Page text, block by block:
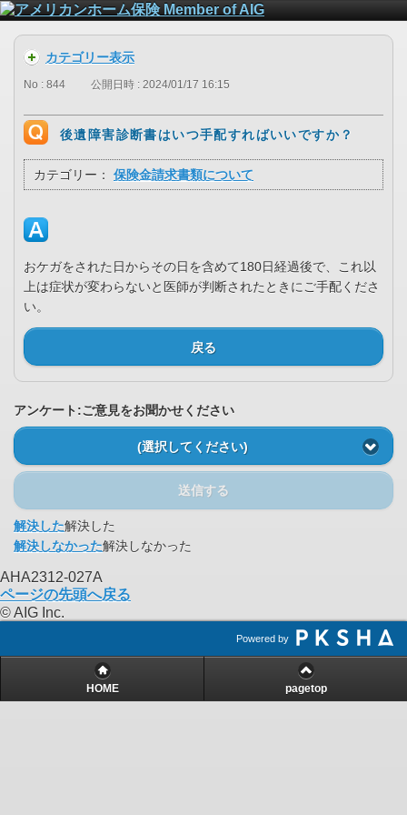
カテゴリー表示
No : 844 公開日時 : 2024/01/17 16:15
後遺障害診断書はいつ手配すればいいですか？
カテゴリー： 保険金請求書類について
おケガをされた日からその日を含めて180日経過後で、これ以
上は症状が変わらないと医師が判断されたときにご手配くださ
い。
戻る
アンケート:ご意見をお聞かせください
(選択してください)
送信する
解決した解決した
解決しなかった解決しなかった
AHA2312-027A
ページの先頭へ戻る
© AIG Inc.
Powered by
HOME pagetop